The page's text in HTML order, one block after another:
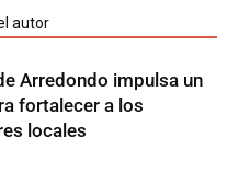
autor
Arredondo impulsa un
fortalecer a los
locales